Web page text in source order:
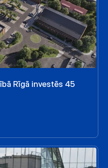
Rīgā investēs 45